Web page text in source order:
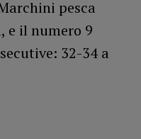
pesca
e il numero 9
32-34 a